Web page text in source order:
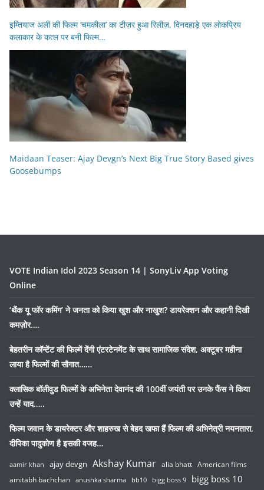
इम्तियाज अली की फिल्म ‘चमकीला’ का टीज़र हुआ रिलीज़, दिनदहाड़े एक लोकप्रिय
कलाकार के कत्ल पर बनी फिल्म…
Maidaan Teaser: Ajay Devgn’s Next Big True Story Based gives
Goosebumps
VOTE Indian Idol 2023 Season 14 | SonyLiv App Voting
Online
‘थैंक यू फॉर कमिंग’ ने जनता को किया खुश और नाखुश? डायरेक्शन और कहानी दिखी
कमज़ोर….
बेहतरीन कॉन्टेंट की फिल्में देंगी एंटरटेनमेंट के साथ सामाजिक संदेश, अक्टूबर महीना
लाया है फिल्मों की सौगात……
क्लासिक बॉलीवुड फिल्मों के अभिनेता देवानंद की 100वीं जयंती पर उनके फैंस ने किया
उन्हें याद…..
फिल्म जवान के डायरेक्टर और शाहरुख से बेहद खफा हैं फिल्म की अभिनेत्री नयनतारा,
दीपिका पादुकोण है इसकी वजह…
aamir khan ajay devgn Akshay Kumar alia bhatt American films
amitabh bachchan anushka sharma bb10 bigg boss 9 bigg boss 10